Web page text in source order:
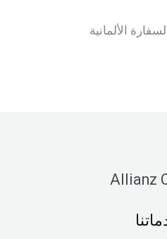
الألمانية
Allianz